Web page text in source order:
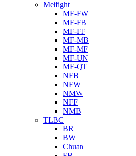
Meifight
MF-FW
MF-FB
MF-FF
MF-MB
MF-MF
MF-UN
MF-QT
NFB
NFW
NMW
NFF
NMB
TLBC
BR
BW
Chuan